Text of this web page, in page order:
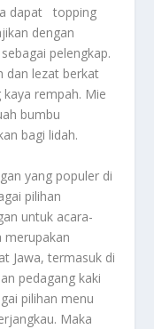
dapat topping
dengan
pelengkap.
dan lezat berkat
kaya rempah. Mie
bumbu
bagi lidah.
yang populer di
pilihan
untuk acara-
merupakan
Jawa, termasuk di
pedagang kaki
pilihan menu
Maka